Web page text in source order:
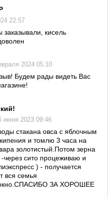
22:57
кисель
2024 05:10
Будем рады видеть Вас
июня 2023 09:46
стакана овса с яблочным
и томлю 3 часа на
золотистый.Потом зерна
сито процеживаю и
) - получается
вся семья
ЗА ХОРОШЕЕ